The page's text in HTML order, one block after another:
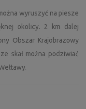
aby potwierdzić
w żądanych
a otrzymasz
którą można
wyruszyć na piesze
okolicy. 2 km dalej
Obszar Krajobrazowy
skał można podziwiać